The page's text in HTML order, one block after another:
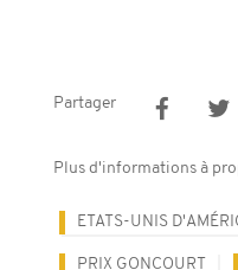
Partager
Plus d'informations à
ETATS-UNIS
PRIX GONCOURT